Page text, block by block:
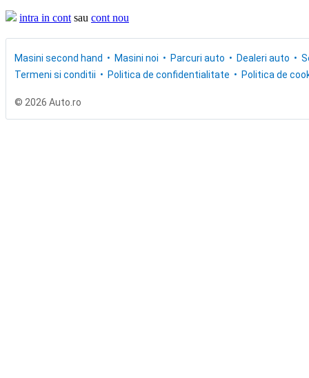
intra in cont sau cont nou
Masini second hand Masini noi Parcuri auto Dealeri auto
Termeni si conditii
Politica de confidentialitate Politica de
© 2026 Auto.ro